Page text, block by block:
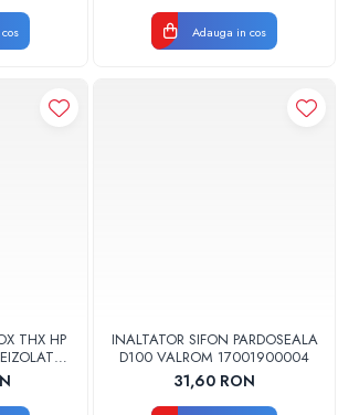
Adauga in cos
THX HP
-
INALTATOR SIFON PARDOSEALA
D100 VALROM 17001900004
31,60 RON